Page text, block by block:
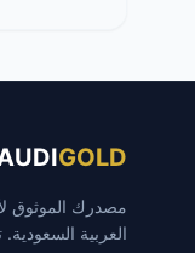
GOLD
مصدرك الموثوق
العربية